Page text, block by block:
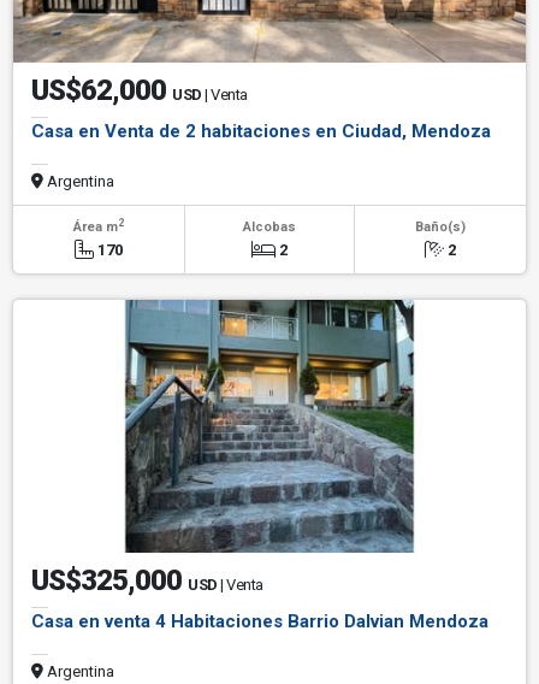
US$62,000 USD | Venta
Casa en Venta de 2 habitaciones en Ciudad, Mendoza
Argentina
Área m2
170
Alcobas
2
Baño(s)
2
US$325,000 USD | Venta
Casa en venta 4 Habitaciones Barrio Dalvian Mendoza
Argentina